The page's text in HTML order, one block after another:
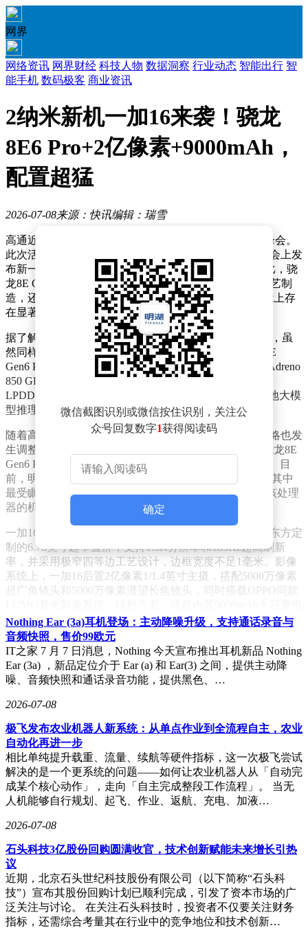
网界
网络资讯 网界财经 科技人物 数据洞察 行业动态 智能出行 智
能手机 数码极客 商业资讯
2纳米新机一加16来袭！骁龙
8E6 Pro+2亿像素+9000mAh，
配置超猛
2026-07-08来源：快讯编辑：瑞雪
高通近日正式宣布，将于9月22日至24日举办年度技术峰会。
此次活动备受关注，因为外界普遍预期高通将在此次峰会上发
布新一代旗舰处理器骁龙8E Gen6系列。与前代产品相比，骁
龙8E Gen6系列迎来重大升级，不仅采用台积电2纳米工艺制
造，还将首次推出标准版和Pro版两个版本，两者在性能上存
在显著差异。
据了解，骁龙8E Gen6可视为骁龙8E Gen5的工艺升级版，虽
然同样采用2纳米工艺，但性能提升并不明显。而骁龙8E
Gen6 Pro才是此次发布的真正亮点，该处理器不仅搭载Adreno
850 GPU，还配备了18MB专属图形缓存，并独家支持
LPDDR6内存。其峰值带宽、光追渲染能力以及端侧本地大模
型推理能力均达到行业领先水平。
随着高通新处理器的发布，各大手机厂商的新机发布策略也发
生调整。据悉，多数厂商的标准版和Pro版机型将无缘骁龙8E
Gen6 Pro，转而采用骁龙8E Gen6或上一代骁龙8E Gen5。目
前，明确将搭载骁龙8E Gen6 Pro的机型仅有少数几款，其中
最受瞩目的是小米18 Pro Max。与此同时，另一款搭载该处理
器的机型——一加16也浮出水面。
一加16在配置上可谓诚意满满。外观方面，该机首发京东方定
制的6.78英寸超窄直屏，支持1.5K分辨率和185Hz超高刷新
率，并采用极窄四等边工艺设计，边框宽度不足1毫米。影像
系统上，一加16后置2亿像素1/1.4英寸主摄，搭配5000万像素
超广角镜头和5000万像素潜望长焦镜头，同时搭载OPPO同款
池，支持百瓦有线快充和55W无线快充。仿生振感X轴大马
达、对称双扬声器、满级防水以及AI键等配置也一应俱全。
作为OPPO的子品牌，一加16此次在配置上毫不吝啬，似乎有
意摆脱上一代一加15被网友调侃为"一减"的尴尬局面。业内人
士分析，这可能与真我在国内市场表现低迷有关，OPPO可能
将更多资源倾斜至一加品牌，以应对小米等竞争对手的挑战。
续搭载联发科天玑9600处理器。
然而，一加16也面临一个不容忽视的问题——价格。自今年3
月以来，国产手机市场经历两轮涨价潮，一加品牌在此期间涨
价幅度较大。有消息称，一加16的起售价将远高于上一代机
型，3999元的起售价已无可能，甚至可能上涨1000元以上，有
微信截图识别或微信按住识别，关注公
众号回复数字1获得阅读码
确定
Nothing Ear (3a)耳机登场：主动降噪升级，支持通话录音与
音频快照，售价99欧元
IT之家 7 月 7 日消息，Nothing 今天宣布推出耳机新品 Nothing
Ear (3a) ，新品定位介于 Ear (a) 和 Ear(3) 之间，提供主动降
噪、音频快照和通话录音功能，提供黑色、…
2026-07-08
极飞发布农业机器人新系统：从单点作业到全流程自主，农业
自动化再进一步
相比单纯提升载重、流量、续航等硬件指标，这一次极飞尝试
解决的是一个更系统的问题——如何让农业机器人从「自动完
成某个核心动作」，走向「自主完成整段工作流程」。 当无
人机能够自行规划、起飞、作业、返航、充电、加液…
2026-07-08
石头科技3亿股份回购圆满收官，技术创新赋能未来增长引热
议
近期，北京石头世纪科技股份有限公司（以下简称“石头科
技”）宣布其股份回购计划已顺利完成，引发了资本市场的广
泛关注与讨论。 在关注石头科技时，投资者不仅要关注财务
指标，还需综合考量其在行业中的竞争地位和技术创新…